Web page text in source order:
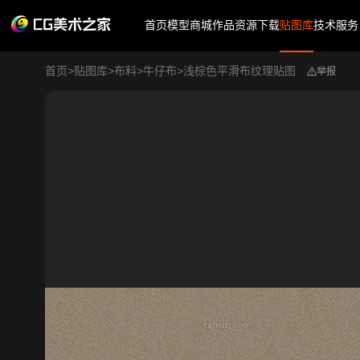
首页模型商城作品资源下载贴图库技术服务
首页>贴图库>布料>牛仔布>浅棕色平滑布纹理贴图 举报